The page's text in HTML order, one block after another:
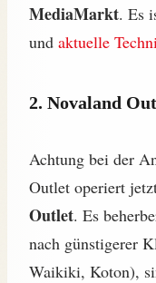
MediaMarkt. Es
und aktuelle
2. Novaland
Achtung bei der
Outlet operiert
Outlet. Es
nach günstigerer
Waikiki, Koton),